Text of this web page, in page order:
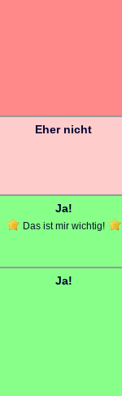
Eher nicht
Ja!
Das ist mir wichtig!
Ja!